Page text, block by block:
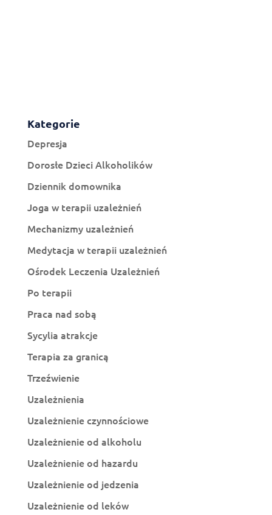
Kategorie
Depresja
Dorosłe Dzieci Alkoholików
Dziennik domownika
Joga w terapii uzależnień
Mechanizmy uzależnień
Medytacja w terapii uzależnień
Ośrodek Leczenia Uzależnień
Po terapii
Praca nad sobą
Sycylia atrakcje
Terapia za granicą
Trzeźwienie
Uzależnienia
Uzależnienie czynnościowe
Uzależnienie od alkoholu
Uzależnienie od hazardu
Uzależnienie od jedzenia
Uzależnienie od leków